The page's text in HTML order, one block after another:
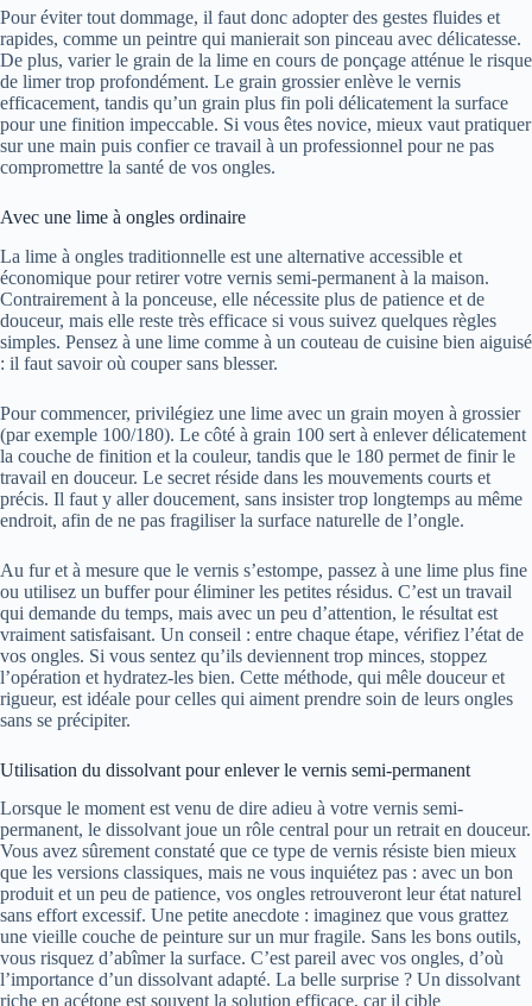
Pour éviter tout dommage, il faut donc adopter des gestes fluides et
rapides, comme un peintre qui manierait son pinceau avec délicatesse.
De plus, varier le grain de la lime en cours de ponçage atténue le risque
de limer trop profondément. Le grain grossier enlève le vernis
efficacement, tandis qu’un grain plus fin poli délicatement la surface
pour une finition impeccable. Si vous êtes novice, mieux vaut pratiquer
sur une main puis confier ce travail à un professionnel pour ne pas
compromettre la santé de vos ongles.
Avec une lime à ongles ordinaire
La lime à ongles traditionnelle est une alternative accessible et
économique pour retirer votre vernis semi-permanent à la maison.
Contrairement à la ponceuse, elle nécessite plus de patience et de
douceur, mais elle reste très efficace si vous suivez quelques règles
simples. Pensez à une lime comme à un couteau de cuisine bien aiguisé
: il faut savoir où couper sans blesser.
Pour commencer, privilégiez une lime avec un grain moyen à grossier
(par exemple 100/180). Le côté à grain 100 sert à enlever délicatement
la couche de finition et la couleur, tandis que le 180 permet de finir le
travail en douceur. Le secret réside dans les mouvements courts et
précis. Il faut y aller doucement, sans insister trop longtemps au même
endroit, afin de ne pas fragiliser la surface naturelle de l’ongle.
Au fur et à mesure que le vernis s’estompe, passez à une lime plus fine
ou utilisez un buffer pour éliminer les petites résidus. C’est un travail
qui demande du temps, mais avec un peu d’attention, le résultat est
vraiment satisfaisant. Un conseil : entre chaque étape, vérifiez l’état de
vos ongles. Si vous sentez qu’ils deviennent trop minces, stoppez
l’opération et hydratez-les bien. Cette méthode, qui mêle douceur et
rigueur, est idéale pour celles qui aiment prendre soin de leurs ongles
sans se précipiter.
Utilisation du dissolvant pour enlever le vernis semi-permanent
Lorsque le moment est venu de dire adieu à votre vernis semi-
permanent, le dissolvant joue un rôle central pour un retrait en douceur.
Vous avez sûrement constaté que ce type de vernis résiste bien mieux
que les versions classiques, mais ne vous inquiétez pas : avec un bon
produit et un peu de patience, vos ongles retrouveront leur état naturel
sans effort excessif. Une petite anecdote : imaginez que vous grattez
une vieille couche de peinture sur un mur fragile. Sans les bons outils,
vous risquez d’abîmer la surface. C’est pareil avec vos ongles, d’où
l’importance d’un dissolvant adapté. La belle surprise ? Un dissolvant
riche en acétone est souvent la solution efficace, car il cible